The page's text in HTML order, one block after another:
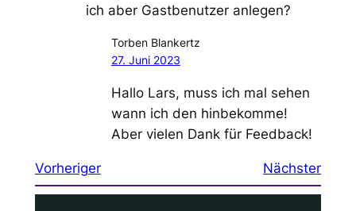
ich aber Gastbenutzer anlegen?
Torben Blankertz
27. Juni 2023
Hallo Lars, muss ich mal sehen
wann ich den hinbekomme!
Aber vielen Dank für Feedback!
Vorheriger Nächster